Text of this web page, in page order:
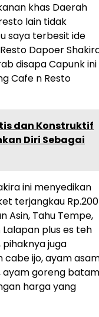
khas Daerah
lain tidak
saya terbesit ide
Dapoer
disapa Capunk ini
Cafe n Resto
dan Konstruktif
Diri Sebagai
ini menyedikan
terjangkau Rp.200
Asin, Tahu Tempe,
Lalapan plus es teh
pihaknya juga
cabe ijo, ayam
goreng
harga yang